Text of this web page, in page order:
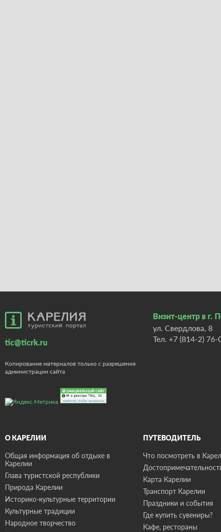
tic@ticrk.ru
Копирование материалов только с разрешения
администрации сайта
Визит-центр в г.
ул. Свердлова, 8
Тел. +7 (814-2) 76-
О КАРЕЛИИ
Общая информация об отдыхе в
Карелии
Глава туристской республики
Природа Карелии
Историко-культурные территории
Культурные традиции
Народное творчество
ПУТЕВОДИТЕЛЬ
Что посмотреть в
Карта Карелии
Транспорт Карелии
Праздники и события
Где купить сувениры?
Кафе, рестораны